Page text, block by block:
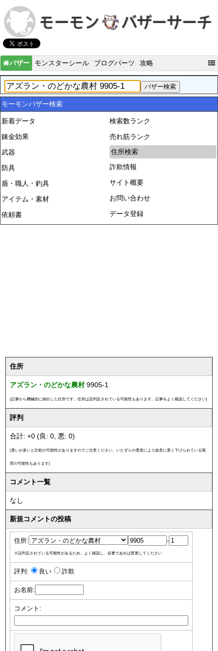
バザー モンスターシール ブログパーツ 攻略
モーモンバザー検索
新着データ
錬金効果
武器
防具
盾・職人・釣具
アイテム・素材
依頼書
検索数ランク
売れ筋ランク
住所検索
詐欺情報
サイト概要
お問い合わせ
データ登録
住所
アズラン・のどかな農村9905-1
(記事から機械的に抽出した住所です。住所は誤判定されている可能性もあります。記事をよく確認してください)
評判
合計: +0 (良: 0, 悪: 0)
(悪いが多いと詐欺の可能性がありますのでご注意ください。いたずらや悪意により故意に悪く下げられている冤
罪の可能性もあります)
コメント一覧
なし
新規コメントの投稿
住所: -
※誤判定されている可能性があるため、よく確認し、必要であれば変更してください
評判: 良い 詐欺
お名前:
コメント: